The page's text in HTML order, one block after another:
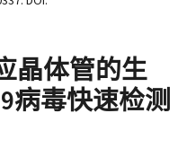
晶体管的生
病毒快速检测